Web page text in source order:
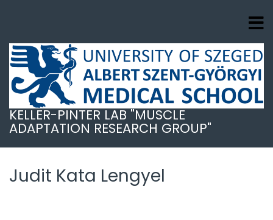
content
KELLER-PINTER LAB "MUSCLE
ADAPTATION RESEARCH GROUP"
Judit Kata Lengyel